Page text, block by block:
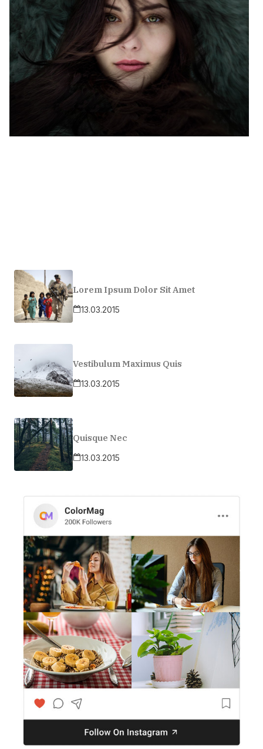
Lorem Ipsum Dolor Sit Amet
13.03.2015
Vestibulum Maximus Quis
13.03.2015
Quisque Nec
13.03.2015